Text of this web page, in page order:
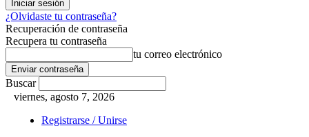
¿Olvidaste tu contraseña?
Recuperación de contraseña
Recupera tu contraseña
tu correo electrónico
Buscar
viernes, agosto 7, 2026
Registrarse / Unirse